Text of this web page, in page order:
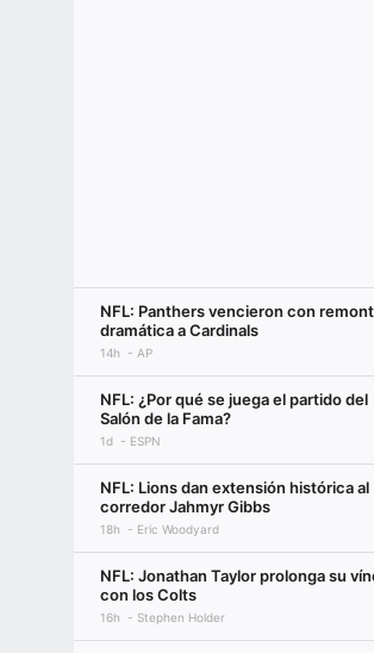
NFL: Panthers vencieron con
dramática a Cardinals
14h AP
NFL: ¿Por qué se juega el partido del
Salón de la Fama?
1d ESPN
NFL: Lions dan extensión histórica al
corredor Jahmyr Gibbs
18h Eric Woodyard
NFL: Jonathan Taylor prolonga su
con los Colts
16h Stephen Holder